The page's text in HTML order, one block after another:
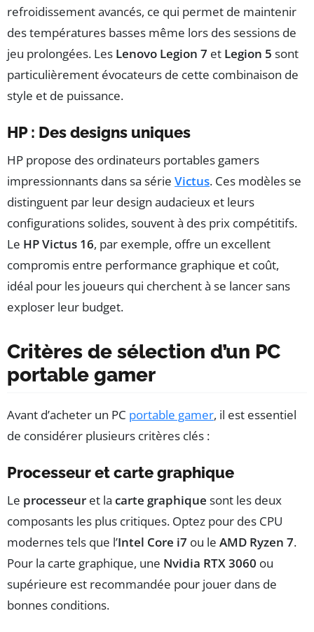
refroidissement avancés, ce qui permet de maintenir
des températures basses même lors des sessions de
jeu prolongées. Les Lenovo Legion 7 et Legion 5 sont
particulièrement évocateurs de cette combinaison de
style et de puissance.
HP : Des designs uniques
HP propose des ordinateurs portables gamers
impressionnants dans sa série Victus. Ces modèles se
distinguent par leur design audacieux et leurs
configurations solides, souvent à des prix compétitifs.
Le HP Victus 16, par exemple, offre un excellent
compromis entre performance graphique et coût,
idéal pour les joueurs qui cherchent à se lancer sans
exploser leur budget.
Critères de sélection d’un PC
portable gamer
Avant d’acheter un PC portable gamer, il est essentiel
de considérer plusieurs critères clés :
Processeur et carte graphique
Le processeur et la carte graphique sont les deux
composants les plus critiques. Optez pour des CPU
modernes tels que l’Intel Core i7 ou le AMD Ryzen 7.
Pour la carte graphique, une Nvidia RTX 3060 ou
supérieure est recommandée pour jouer dans de
bonnes conditions.